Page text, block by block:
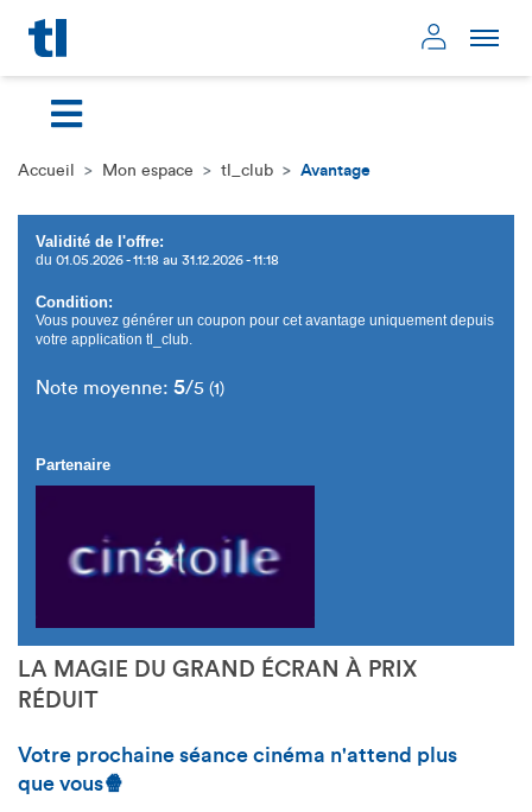
Page d'accueil Mon compte
Accueil Mon espace tl_club Avantage
Validité de l'offre:
du 01.05.2026 - 11:18 au 31.12.2026 - 11:18
Condition:
Vous pouvez générer un coupon pour cet avantage uniquement depuis
votre application tl_club.
Note moyenne: 5/5 (1)
Partenaire
LA MAGIE DU GRAND ÉCRAN À PRIX
RÉDUIT
Votre prochaine séance cinéma n'attend plus
que vous🍿